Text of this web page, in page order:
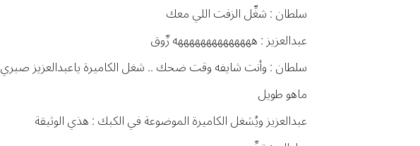
سلطان : شغِّل الزفت اللي معك
عبدالعزيز : ههههههههههههههه رِّوق
سلطان : وأنت شايفه وقت ضحك .. شغل الكاميرة ياعبدالعزيز صبري
ماهو طويل
عبدالعزيز ويُشغل الكاميرة الموضوعة في الكبك : هذي الوثيقة